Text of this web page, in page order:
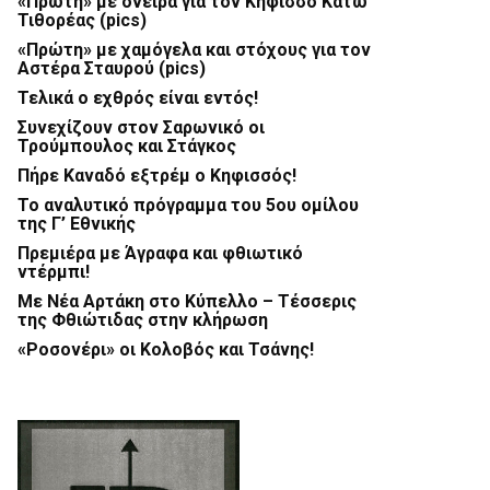
Τιθορέας (pics)
«Πρώτη» με χαμόγελα και στόχους για τον
Αστέρα Σταυρού (pics)
Τελικά ο εχθρός είναι εντός!
Συνεχίζουν στον Σαρωνικό οι
Τρούμπουλος και Στάγκος
Πήρε Καναδό εξτρέμ ο Κηφισσός!
Το αναλυτικό πρόγραμμα του 5ου ομίλου
της Γ’ Εθνικής
Πρεμιέρα με Άγραφα και φθιωτικό
ντέρμπι!
Με Νέα Αρτάκη στο Κύπελλο – Τέσσερις
της Φθιώτιδας στην κλήρωση
«Ροσονέρι» οι Κολοβός και Τσάνης!